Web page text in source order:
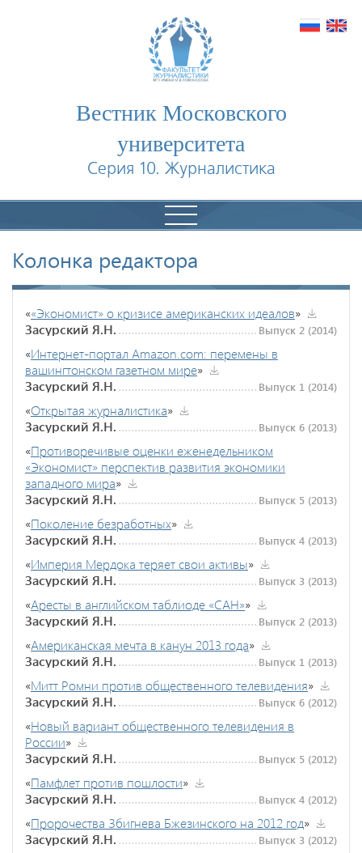
Вестник Московского
университета
Серия 10. Журналистика
Колонка редактора
««Экономист» о кризисе американских идеалов»
Засурский Я.Н.
Выпуск 2 (2014)
«Интернет-портал Amazon.com: перемены в
вашингтонском газетном мире»
Засурский Я.Н.
Выпуск 1 (2014)
«Открытая журналистика»
Засурский Я.Н.
Выпуск 6 (2013)
«Противоречивые оценки еженедельником
«Экономист» перспектив развития экономики
западного мира»
Засурский Я.Н.
Выпуск 5 (2013)
«Поколение безработных»
Засурский Я.Н.
Выпуск 4 (2013)
«Империя Мердока теряет свои активы»
Засурский Я.Н.
Выпуск 3 (2013)
«Аресты в английском таблиоде «САН»»
Засурский Я.Н.
Выпуск 2 (2013)
«Американская мечта в канун 2013 года»
Засурский Я.Н.
Выпуск 1 (2013)
«Митт Ромни против общественного телевидения»
Засурский Я.Н.
Выпуск 6 (2012)
«Новый вариант общественного телевидения в
России»
Засурский Я.Н.
Выпуск 5 (2012)
«Памфлет против пошлости»
Засурский Я.Н.
Выпуск 4 (2012)
«Пророчества Збигнева Бжезинского на 2012 год»
Засурский Я.Н.
Выпуск 3 (2012)